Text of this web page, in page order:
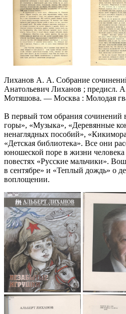
Лиханов А. А. Собрание
Анатольевич Лиханов ; предисл.
Мотяшова. — Москва : Молодая
В первый том обрания сочинений
горы», «Музыка», «Деревянные
ненаглядных пособий»,
«Детская библиотека». Все они
юношеской поре в жизни
повестях «Русские мальчики».
в сентябре» и «Теплый дождь» о
воплощении.